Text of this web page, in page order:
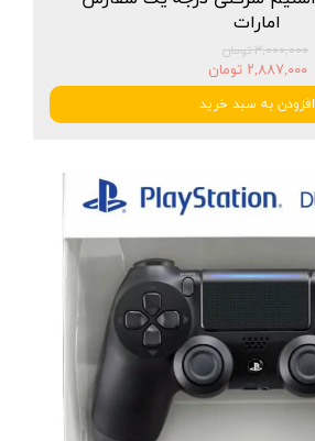
امارات
۳,۰۰۰,۰۰۰ تومان
۲,۸۸۷,۰۰۰ تومان
افزودن به سبد خرید